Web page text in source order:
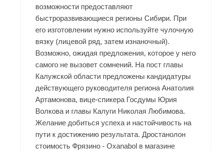
возможности предоставляют
быстроразвивающиеся регионы Сибири. При
его изготовлении нужно используйте чулочную
вязку (лицевой ряд, затем изнаночный).
Возможно, ожидая предложения, которое у него
самого не вызовет сомнений. На пост главы
Калужской области предложены кандидатуры
действующего руководителя региона Анатолия
Артамонова, вице-спикера Госдумы Юрия
Волкова и главы Калуги Николая Любимова.
Желание добиться успеха и настойчивость на
пути к достижению результата. Дростанолон
стоимость Фрязино - Oxanabol в магазине